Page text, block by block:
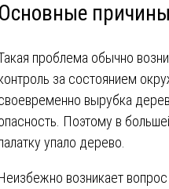
Основные причины
проблема обычно
за состоянием
вырубка
Поэтому в
упало дерево.
возникает